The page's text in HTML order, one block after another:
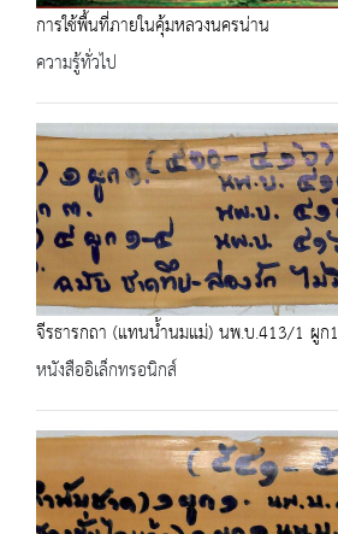
การใช้พื้นที่ภายในคุ้มหลวงนครน่าน
ความรู้ทั่วไป
จีรธารกถา (แทนน้ำนมแม่) นพ.บ.413/1 ผูก1
หนังสืออิเล็กทรอนิกส์